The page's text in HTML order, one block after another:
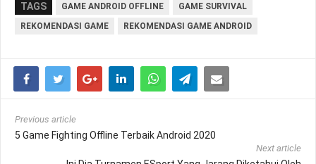
TAGS GAME ANDROID OFFLINE
GAME SURVIVAL
REKOMENDASI GAME
REKOMENDASI GAME ANDROID
Previous article
5 Game Fighting Offline Terbaik Android 2020
Next article